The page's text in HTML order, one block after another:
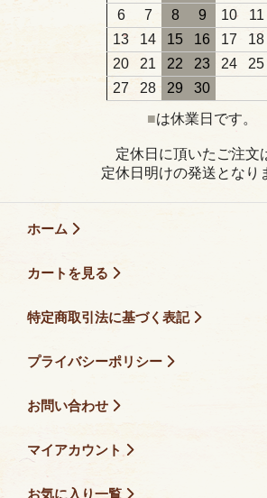
6
7 8 9 10 11
13
14 15 16 17 18
20
21 22 23 24 25
27
28 29
30
■は休業日です。
定休日に頂いたご注文
定休日明けの発送となり
ホーム
カートを見る
特定商取引法に基づく表記
プライバシーポリシー
お問い合わせ
マイアカウント
お気に入り一覧